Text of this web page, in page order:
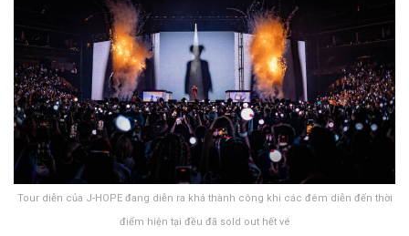
Tour diễn của J-HOPE đang diễn ra khá thành công khi các đêm diễn đến thời
điểm hiện tại đều đã sold out hết vé